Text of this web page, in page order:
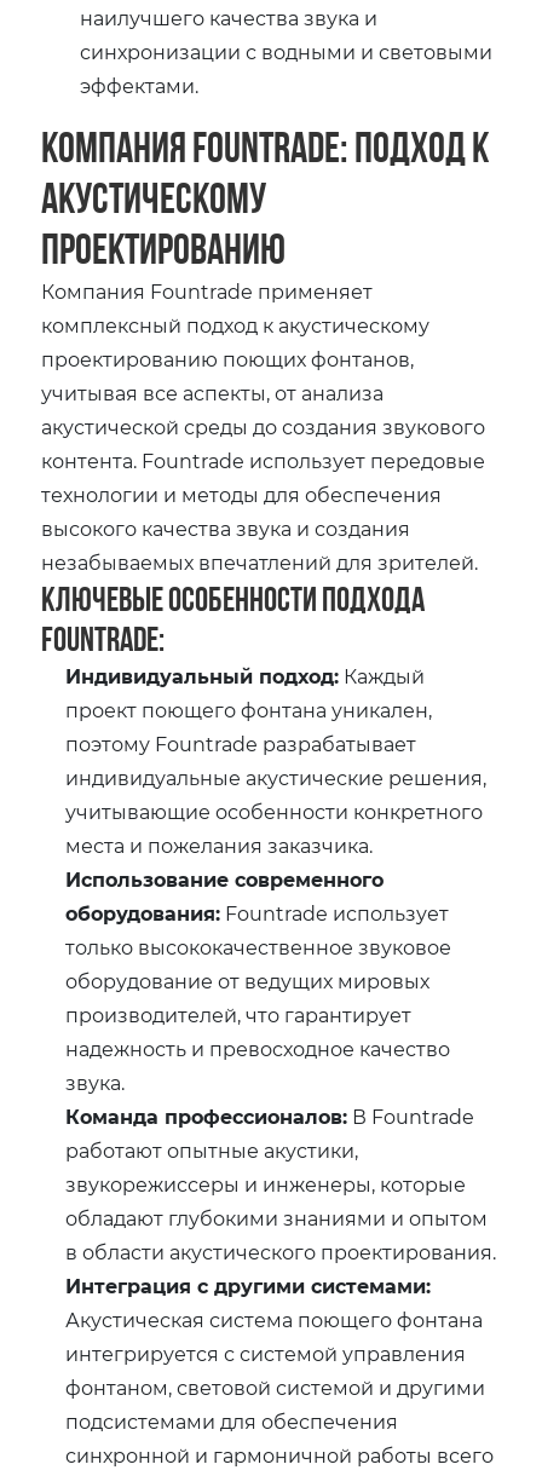
наилучшего качества звука и
синхронизации с водными и световыми
эффектами.
Компания Fountrade: Подход к
акустическому
проектированию
Компания Fountrade применяет
комплексный подход к акустическому
проектированию поющих фонтанов,
учитывая все аспекты, от анализа
акустической среды до создания звукового
контента. Fountrade использует передовые
технологии и методы для обеспечения
высокого качества звука и создания
незабываемых впечатлений для зрителей.
Ключевые особенности подхода
Fountrade:
Индивидуальный подход: Каждый
проект поющего фонтана уникален,
поэтому Fountrade разрабатывает
индивидуальные акустические решения,
учитывающие особенности конкретного
места и пожелания заказчика.
Использование современного
оборудования: Fountrade использует
только высококачественное звуковое
оборудование от ведущих мировых
производителей, что гарантирует
надежность и превосходное качество
звука.
Команда профессионалов: В Fountrade
работают опытные акустики,
звукорежиссеры и инженеры, которые
обладают глубокими знаниями и опытом
в области акустического проектирования.
Интеграция с другими системами:
Акустическая система поющего фонтана
интегрируется с системой управления
фонтаном, световой системой и другими
подсистемами для обеспечения
синхронной и гармоничной работы всего